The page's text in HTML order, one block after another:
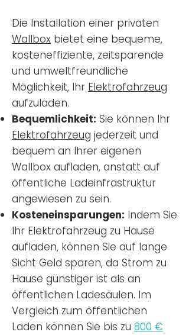
Die Installation einer privaten
Wallbox bietet eine bequeme,
kosteneffiziente, zeitsparende
und umweltfreundliche
Möglichkeit, Ihr Elektrofahrzeug
aufzuladen.
Bequemlichkeit: Sie können Ihr
Elektrofahrzeug jederzeit und
bequem an Ihrer eigenen
Wallbox aufladen, anstatt auf
öffentliche Ladeinfrastruktur
angewiesen zu sein.
Kosteneinsparungen: Indem Sie
Ihr Elektrofahrzeug zu Hause
aufladen, können Sie auf lange
Sicht Geld sparen, da Strom zu
Hause günstiger ist als an
öffentlichen Ladesäulen. Im
Vergleich zum öffentlichen
Laden können Sie bis zu 800 €